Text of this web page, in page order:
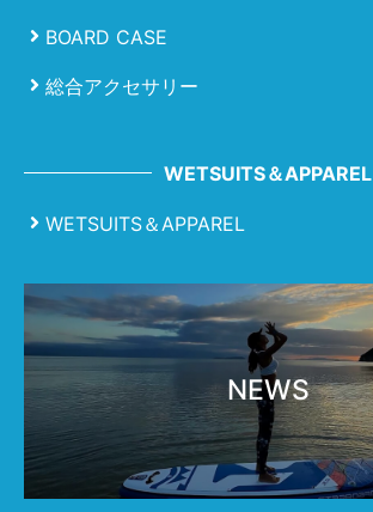
BOARD CASE
総合アクセサリー
WETSUITS＆APPAREL
WETSUITS＆APPAREL
NEWS